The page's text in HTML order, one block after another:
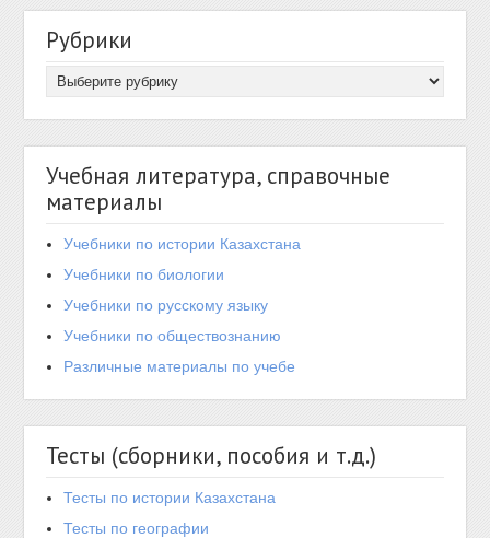
Рубрики
Учебная литература, справочные
материалы
Учебники по истории Казахстана
Учебники по биологии
Учебники по русскому языку
Учебники по обществознанию
Различные материалы по учебе
Тесты (сборники, пособия и т.д.)
Тесты по истории Казахстана
Тесты по географии